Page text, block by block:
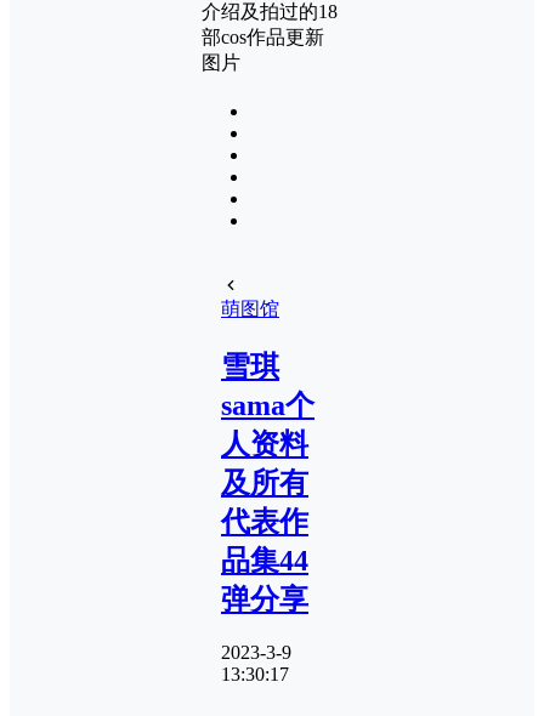
萌图馆
雪琪
sama个
人资料
及所有
代表作
品集44
弹分享
2023-3-9
13:30:17